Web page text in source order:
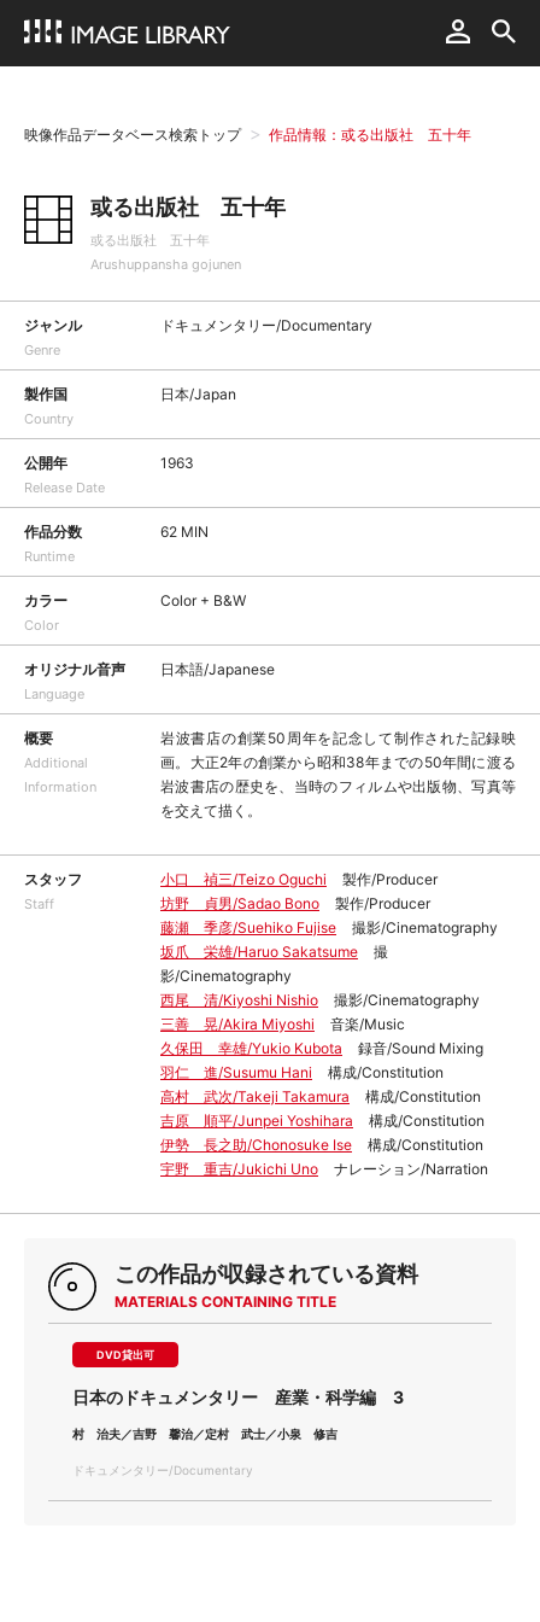
映像作品データベース検索トップ 作品情報：或る出版社 五十年
或る出版社 五十年
或る出版社 五十年
Arushuppansha gojunen
ジャンル
Genre
ドキュメンタリー/Documentary
製作国
Country
日本/Japan
公開年
Release Date
1963
作品分数
Runtime
62 MIN
カラー
Color
Color + B&W
オリジナル音声
Language
日本語/Japanese
概要
Additional
Information
岩波書店の創業50周年を記念して制作された記録映
画。大正2年の創業から昭和38年までの50年間に渡る
岩波書店の歴史を、当時のフィルムや出版物、写真等
を交えて描く。
スタッフ
Staff
小口 禎三/Teizo Oguchi
製作/Producer
坊野 貞男/Sadao Bono
製作/Producer
藤瀬 季彦/Suehiko Fujise
撮影/Cinematography
坂爪 栄雄/Haruo Sakatsume
撮
影/Cinematography
西尾 清/Kiyoshi Nishio
撮影/Cinematography
三善 晃/Akira Miyoshi
音楽/Music
久保田 幸雄/Yukio Kubota
録音/Sound Mixing
羽仁 進/Susumu Hani
構成/Constitution
高村 武次/Takeji Takamura
構成/Constitution
吉原 順平/Junpei Yoshihara
構成/Constitution
伊勢 長之助/Chonosuke Ise
構成/Constitution
宇野 重吉/Jukichi Uno
ナレーション/Narration
この作品が収録されている資料
MATERIALS CONTAINING TITLE
DVD貸出可
日本のドキュメンタリー 産業・科学編 3
村 治夫／吉野 馨治／定村 武士／小泉 修吉
ドキュメンタリー/Documentary